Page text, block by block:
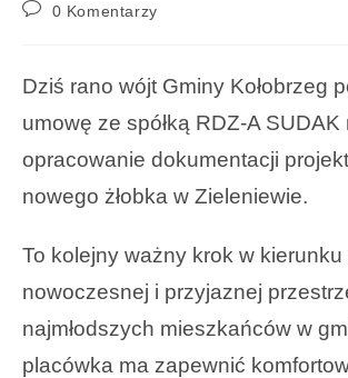
0 Komentarzy
Dziś rano wójt Gminy Kołobrzeg
umowę ze spółką RDZ-A SUDAK
opracowanie dokumentacji
nowego żłobka w Zieleniewie.
To kolejny ważny krok w
nowoczesnej i przyjaznej
najmłodszych mieszkańców w
placówka ma zapewnić